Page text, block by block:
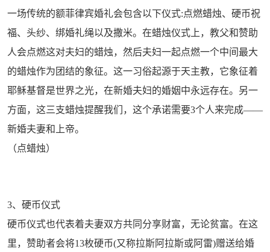
一场传统的额菲律宾婚礼会包含以下仪式:点燃蜡烛、硬币祝
福、头纱、绑婚礼绳以及撒米。在蜡烛仪式上，教父和赞助
人会点燃这对夫妇的蜡烛，然后夫妇一起点燃一个中间最大
的蜡烛作为团结的象征。这一习俗起源于天主教，它象征着
耶稣基督是世界之光，在新婚夫妇的婚姻中永远存在。另一
方面，这三支蜡烛提醒我们，这个承诺需要3个人来完成——
新婚夫妻和上帝。
（点蜡烛）
3、硬币仪式
硬币仪式也代表着夫妻双方共同分享财富，无论贫富。在这
里，赞助者会将13枚硬币(又称拉斯阿拉斯或阿雷)赠送给婚